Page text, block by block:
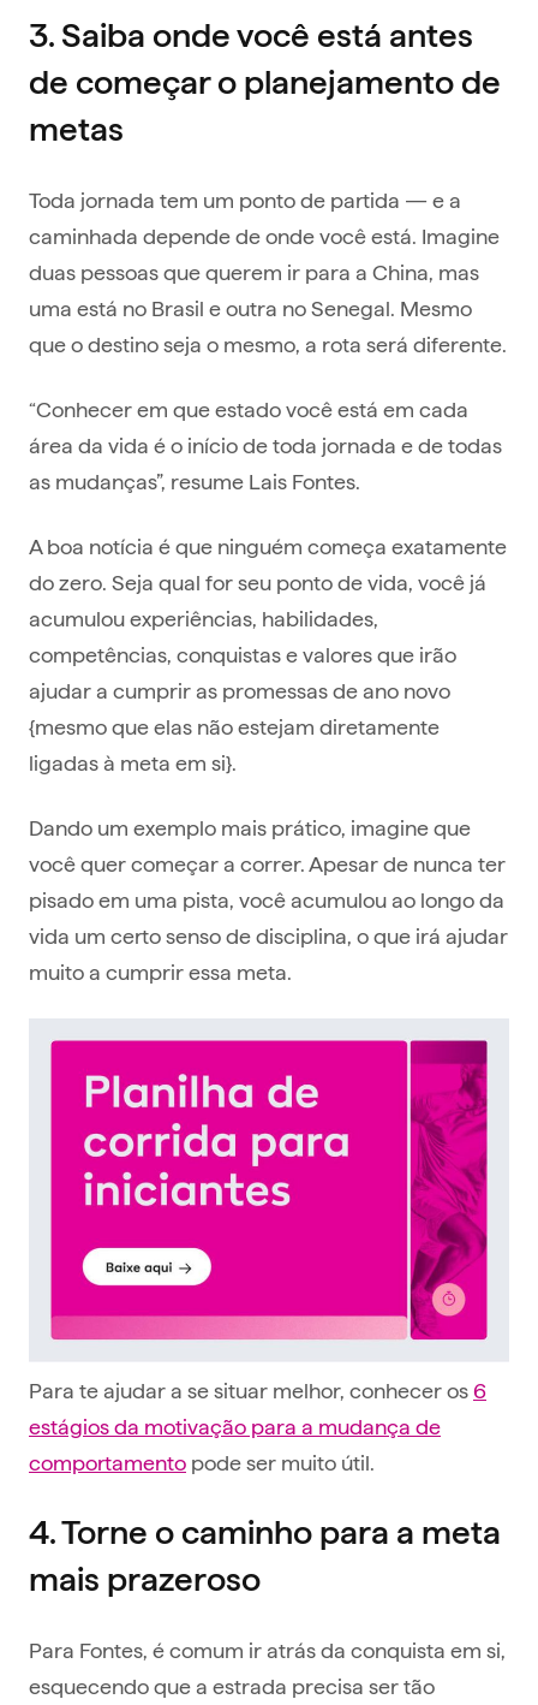
3. Saiba onde você está antes
de começar o planejamento de
metas
Toda jornada tem um ponto de partida — e a
caminhada depende de onde você está. Imagine
duas pessoas que querem ir para a China, mas
uma está no Brasil e outra no Senegal. Mesmo
que o destino seja o mesmo, a rota será diferente.
“Conhecer em que estado você está em cada
área da vida é o início de toda jornada e de todas
as mudanças”, resume Lais Fontes.
A boa notícia é que ninguém começa exatamente
do zero. Seja qual for seu ponto de vida, você já
acumulou experiências, habilidades,
competências, conquistas e valores que irão
ajudar a cumprir as promessas de ano novo
{mesmo que elas não estejam diretamente
ligadas à meta em si}.
Dando um exemplo mais prático, imagine que
você quer começar a correr. Apesar de nunca ter
pisado em uma pista, você acumulou ao longo da
vida um certo senso de disciplina, o que irá ajudar
muito a cumprir essa meta.
Para te ajudar a se situar melhor, conhecer os6
estágios da motivação para a mudança de
comportamento pode ser muito útil.
4. Torne o caminho para a meta
mais prazeroso
Para Fontes, é comum ir atrás da conquista em si,
esquecendo que a estrada precisa ser tão